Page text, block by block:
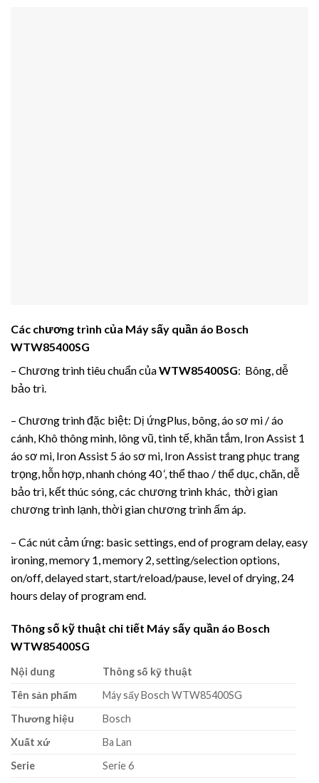
Các chương trình của Máy sấy quần áo Bosch
WTW85400SG
– Chương trình tiêu chuẩn củaWTW85400SG: Bông, dễ
bảo trì.
– Chương trình đặc biệt: Dị ứngPlus, bông, áo sơ mi / áo
cánh, Khô thông minh, lông vũ, tinh tế, khăn tắm, Iron Assist 1
áo sơ mi, Iron Assist 5 áo sơ mi, Iron Assist trang phục trang
trọng, hỗn hợp, nhanh chóng 40 ‘, thể thao / thể dục, chăn, dễ
bảo trì, kết thúc sóng, các chương trình khác, thời gian
chương trình lạnh, thời gian chương trình ấm áp.
– Các nút cảm ứng: basic settings, end of program delay, easy
ironing, memory 1, memory 2, setting/selection options,
on/off, delayed start, start/reload/pause, level of drying, 24
hours delay of program end.
Thông số kỹ thuật chi tiết Máy sấy quần áo Bosch
WTW85400SG
Nội dung
Thông số kỹ thuật
Tên sản phẩm
Máy sấy Bosch WTW85400SG
Thương hiệu
Bosch
Xuất xứ
Ba Lan
Serie
Serie 6